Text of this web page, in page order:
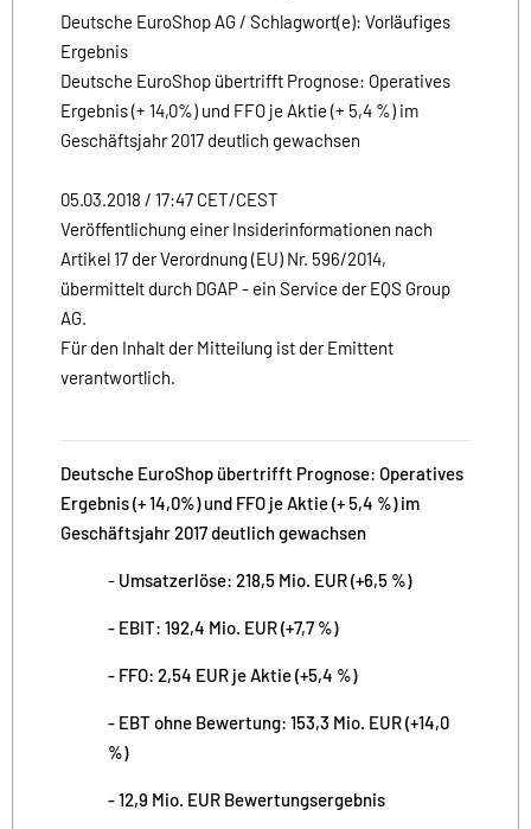
Deutsche EuroShop AG / Schlagwort(e): Vorläufiges
Ergebnis
Deutsche EuroShop übertrifft Prognose: Operatives
Ergebnis (+ 14,0%) und FFO je Aktie (+ 5,4 %) im
Geschäftsjahr 2017 deutlich gewachsen
05.03.2018 / 17:47 CET/CEST
Veröffentlichung einer Insiderinformationen nach
Artikel 17 der Verordnung (EU) Nr. 596/2014,
übermittelt durch DGAP - ein Service der EQS Group
AG.
Für den Inhalt der Mitteilung ist der Emittent
verantwortlich.
Deutsche EuroShop übertrifft Prognose: Operatives
Ergebnis (+ 14,0%) und FFO je Aktie (+ 5,4 %) im
Geschäftsjahr 2017 deutlich gewachsen
- Umsatzerlöse: 218,5 Mio. EUR (+6,5 %)
- EBIT: 192,4 Mio. EUR (+7,7 %)
- FFO: 2,54 EUR je Aktie (+5,4 %)
- EBT ohne Bewertung: 153,3 Mio. EUR (+14,0
%)
- 12,9 Mio. EUR Bewertungsergebnis